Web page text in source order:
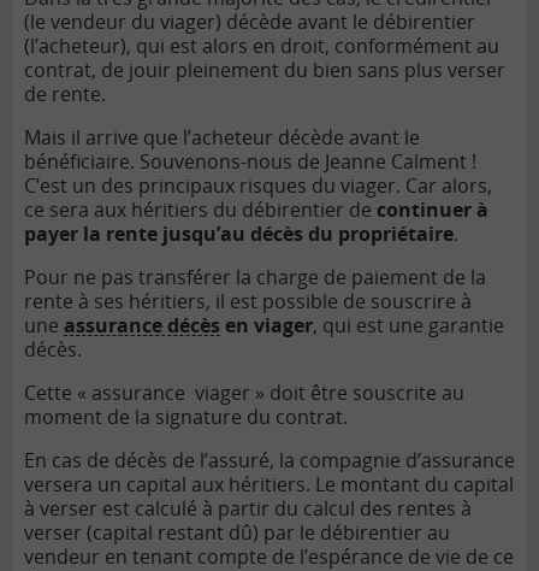
(le vendeur du viager) décède avant le débirentier
(l’acheteur), qui est alors en droit, conformément au
contrat, de jouir pleinement du bien sans plus verser
de rente.
Mais il arrive que l’acheteur décède avant le
bénéficiaire. Souvenons-nous de Jeanne Calment !
C’est un des principaux risques du viager. Car alors,
ce sera aux héritiers du débirentier de continuer à
payer la rente jusqu’au décès du propriétaire.
Pour ne pas transférer la charge de paiement de la
rente à ses héritiers, il est possible de souscrire à
une assurance décès en viager, qui est une garantie
décès.
Cette « assurance viager » doit être souscrite au
moment de la signature du contrat.
En cas de décès de l’assuré, la compagnie d’assurance
versera un capital aux héritiers. Le montant du capital
à verser est calculé à partir du calcul des rentes à
verser (capital restant dû) par le débirentier au
vendeur en tenant compte de l’espérance de vie de ce